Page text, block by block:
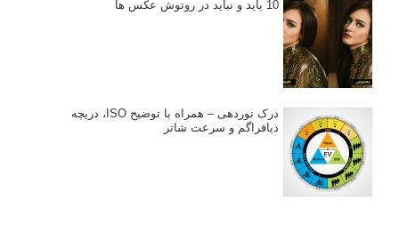
10 باید و نباید در روتوش عکس ها
درک نوردهی – همراه با توضیح ISO، دریچه
دیافراگم و سرعت شاتر